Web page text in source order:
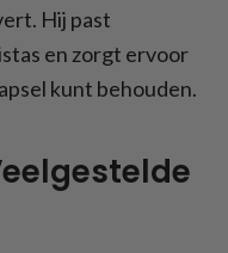
Hij past
en zorgt ervoor
kunt behouden.